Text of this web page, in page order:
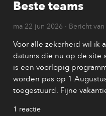
Beste teams
ma 22 jun 2026 · Bericht van
Voor alle zekerheid wil ik
datums die nu op de site
is een voorlopig
worden pas op 1
toegestuurd. Fijne
1 reactie